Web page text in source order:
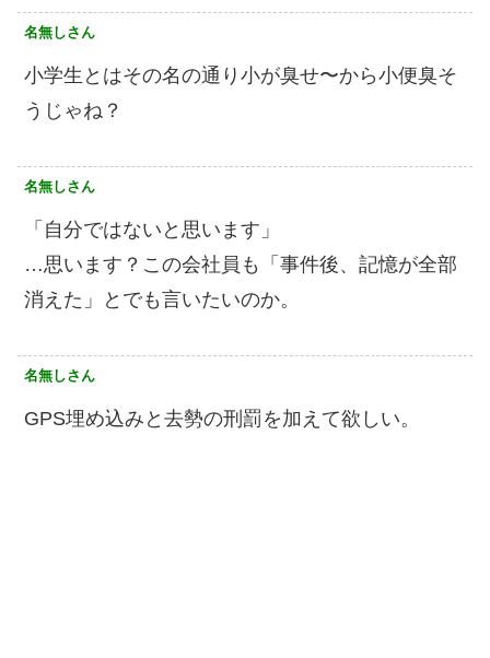
名無しさん
小学生とはその名の通り小が臭せ〜から小便臭そ
うじゃね？
名無しさん
「自分ではないと思います」
…思います？この会社員も「事件後、記憶が全部
消えた」とでも言いたいのか。
名無しさん
GPS埋め込みと去勢の刑罰を加えて欲しい。